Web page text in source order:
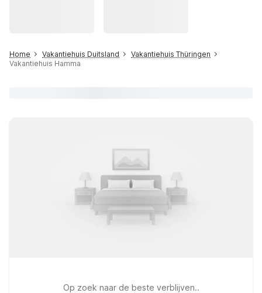
Home Vakantiehuis Duitsland
Vakantiehuis Thüringen
Vakantiehuis Hamma
Op zoek naar de beste verblijven..